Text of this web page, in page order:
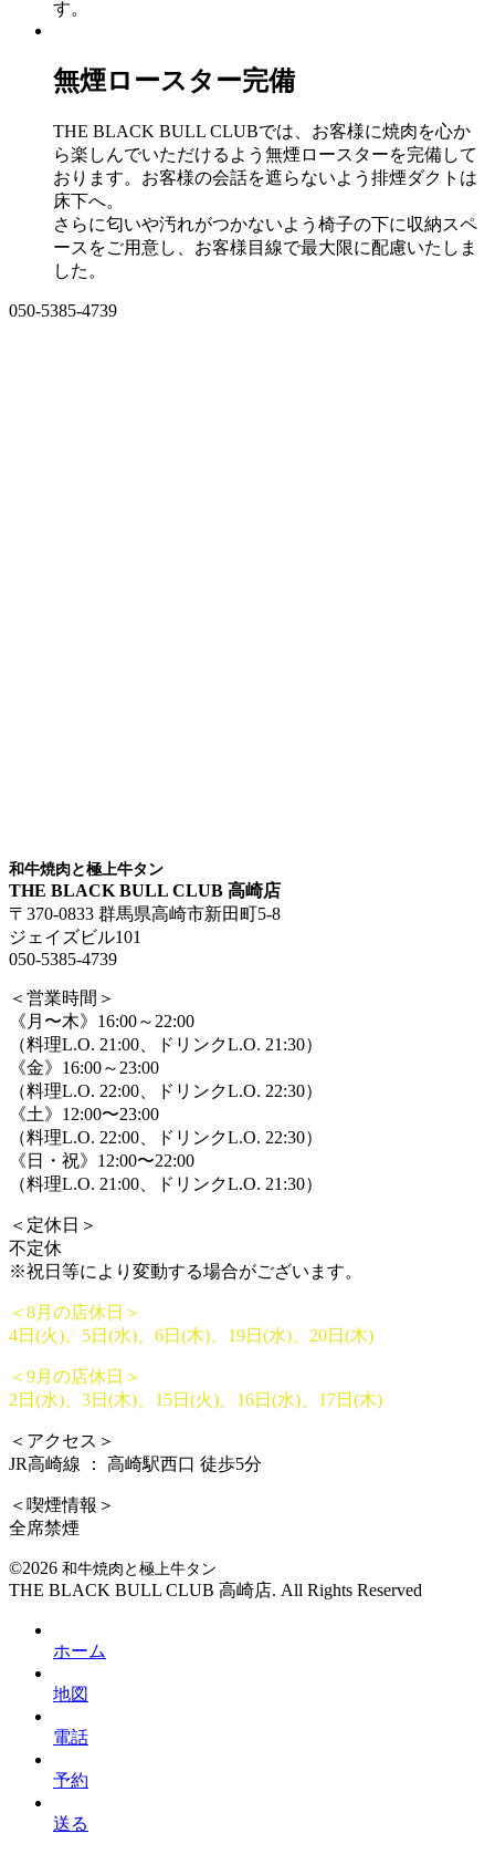
す。
無煙ロースター完備
THE BLACK BULL CLUBでは、 お客様に焼肉を心か
ら楽しんでいただけるよう無煙ロースターを完備して
おります。お客様の会話を遮らないよう排煙ダクトは
床下へ。
さらに匂いや汚れがつかないよう椅子の下に収納スペ
ースをご用意し、お客様目線で最大限に配慮いたしま
した。
050-5385-4739
和牛焼肉と極上牛タン
THE BLACK BULL CLUB 高崎店
〒370-0833 群馬県高崎市新田町5-8
ジェイズビル101
050-5385-4739
＜営業時間＞
《月〜木》16:00～22:00
（料理L.O. 21:00、ドリンクL.O. 21:30）
《金》16:00～23:00
（料理L.O. 22:00、ドリンクL.O. 22:30）
《土》12:00〜23:00
（料理L.O. 22:00、ドリンクL.O. 22:30）
《日・祝》12:00〜22:00
（料理L.O. 21:00、ドリンクL.O. 21:30）
＜定休日＞
不定休
※祝日等により変動する場合がございます。
＜8月の店休日＞
4日(火)、5日(水)、6日(木)、19日(水)、20日(木)
＜9月の店休日＞
2日(水)、3日(木)、15日(火)、16日(水)、17日(木)
＜アクセス＞
JR高崎線 ： 高崎駅西口 徒歩5分
＜喫煙情報＞
全席禁煙
©2026 和牛焼肉と極上牛タン
THE BLACK BULL CLUB 高崎店. All Rights Reserved
ホーム
地図
電話
予約
送る